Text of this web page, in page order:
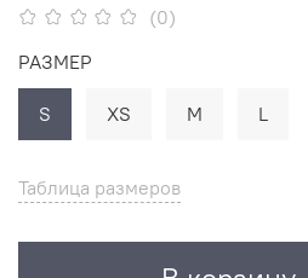
(0)
Таблица размеров
РАЗМЕР
S XS M L